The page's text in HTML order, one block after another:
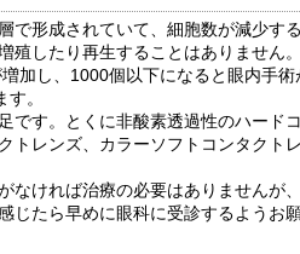
で形成されていて、細胞数が減少す
したり再生することはありません。
加し、1000個以下になると眼内手術
。
す。とくに非酸素透過性のハード
トレンズ、カラーソフトコンタクト
ければ治療の必要はありませんが
たら早めに眼科に受診するようお願